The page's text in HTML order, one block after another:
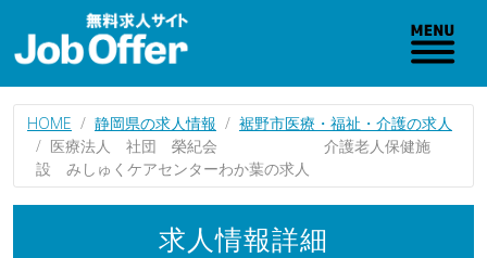
HOME 静岡県の求人情報
裾野市医療・福祉・介護の求人
医療法人 社団 榮紀会 介護老人保健施
設 みしゅくケアセンターわか葉の求人
求人情報詳細